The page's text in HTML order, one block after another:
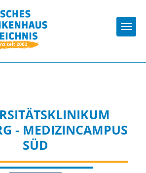
- MEDIZINCAMPUS
SÜD